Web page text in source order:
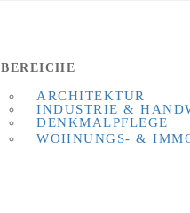
BEREICHE
ARCHITEKTUR
INDUSTRIE &
DENKMALPFLEGE
WOHNUNGS- &